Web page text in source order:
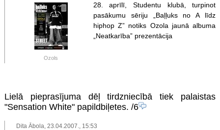
Ozols
28. aprīlī, Studentu klubā, turpinot
pasākumu sēriju „Baļļuks no A līdz
hiphop Z” notiks Ozola jaunā albuma
„Neatkarība” prezentācija
Lielā pieprasījuma dēļ tirdzniecībā tiek palaistas
"Sensation White" papildbiļetes. /6
Dita Ābola, 23.04.2007., 15:53